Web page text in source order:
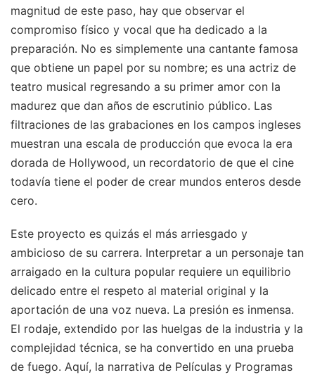
magnitud de este paso, hay que observar el
compromiso físico y vocal que ha dedicado a la
preparación. No es simplemente una cantante famosa
que obtiene un papel por su nombre; es una actriz de
teatro musical regresando a su primer amor con la
madurez que dan años de escrutinio público. Las
filtraciones de las grabaciones en los campos ingleses
muestran una escala de producción que evoca la era
dorada de Hollywood, un recordatorio de que el cine
todavía tiene el poder de crear mundos enteros desde
cero.
Este proyecto es quizás el más arriesgado y
ambicioso de su carrera. Interpretar a un personaje tan
arraigado en la cultura popular requiere un equilibrio
delicado entre el respeto al material original y la
aportación de una voz nueva. La presión es inmensa.
El rodaje, extendido por las huelgas de la industria y la
complejidad técnica, se ha convertido en una prueba
de fuego. Aquí, la narrativa de Películas y Programas